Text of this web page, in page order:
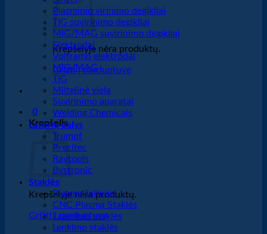
Krepšelyje nėra produktų.
Grįžti į parduotuvę
0
Krepšelis
Krepšelyje nėra produktų.
Grįžti į parduotuvę
Plazminio virinimo degikliai
TIG suvirinimo degikliai
MIG/MAG suvirinimo degikliai
Elektrodai
Volframo elektrodai
MIG/MAG
TIG
Miltelinė viela
Suvirinimo aparatai
Welding Chemicals
Lazerių dalys
Trumpf
Precitec
Raytools
Bystronic
Staklės
Plazma šaltiniai
CNC Plasma Staklės
Lazerinės staklės
Lenkimo staklės